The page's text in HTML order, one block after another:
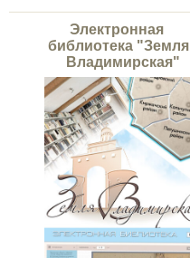
Электронная
библиотека "Земля
Владимирская"